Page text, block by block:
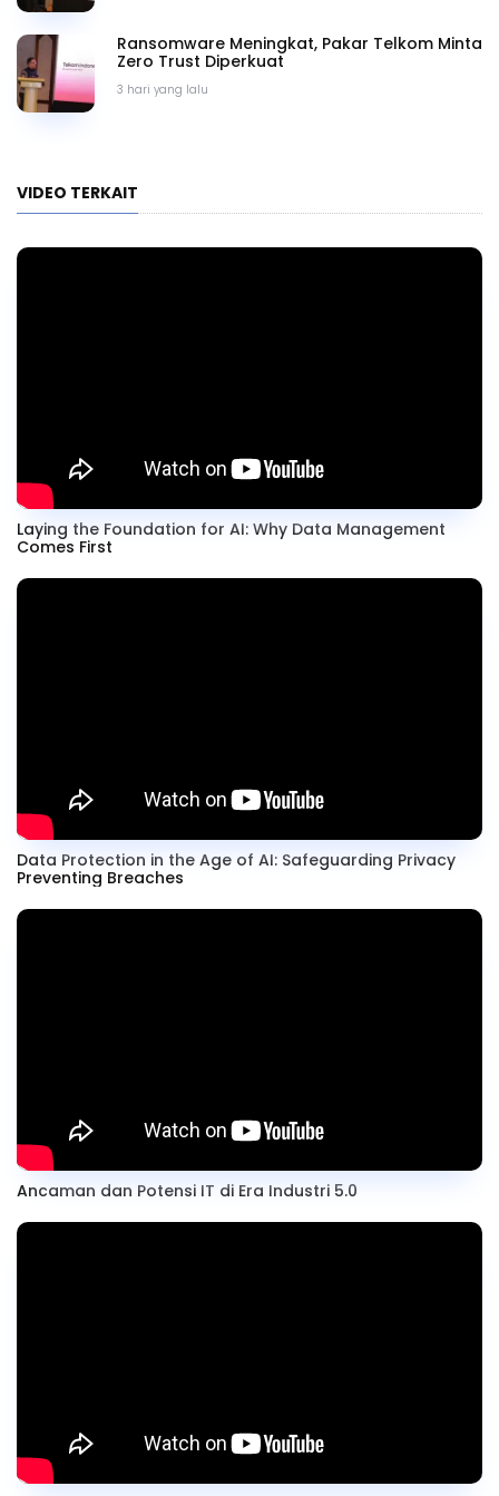
3 hari yang lalu
Ransomware Meningkat, Pakar Telkom Minta
Zero Trust Diperkuat
VIDEO TERKAIT
Laying the Foundation for AI: Why Data Management
Comes First
Data Protection in the Age of AI: Safeguarding Privacy
Preventing Breaches
Ancaman dan Potensi IT di Era Industri 5.0